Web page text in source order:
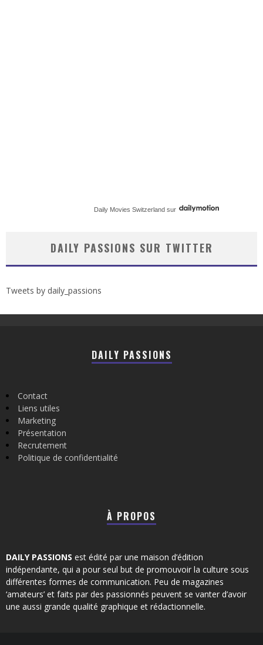
Daily Movies Switzerland sur
DAILY PASSIONS SUR TWITTER
Tweets by daily_passions
DAILY PASSIONS
Contact
Liens utiles
Marketing
Présentation
Recrutement
Politique de confidentialité
À PROPOS
DAILY PASSIONS est édité par une maison d’édition
indépendante, qui a pour seul but de promouvoir la culture sous
différentes formes de communication. Peu de magazines
‘amateurs’ et faits par des passionnés peuvent se vanter d’avoir
une aussi grande qualité graphique et rédactionnelle.